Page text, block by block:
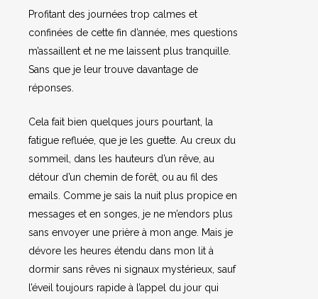
Profitant des journées trop calmes et
confinées de cette fin d’année, mes questions
m’assaillent et ne me laissent plus tranquille.
Sans que je leur trouve davantage de
réponses.
Cela fait bien quelques jours pourtant, la
fatigue refluée, que je les guette. Au creux du
sommeil, dans les hauteurs d’un rêve, au
détour d’un chemin de forêt, ou au fil des
emails. Comme je sais la nuit plus propice en
messages et en songes, je ne m’endors plus
sans envoyer une prière à mon ange. Mais je
dévore les heures étendu dans mon lit à
dormir sans rêves ni signaux mystérieux, sauf
l’éveil toujours rapide à l’appel du jour qui